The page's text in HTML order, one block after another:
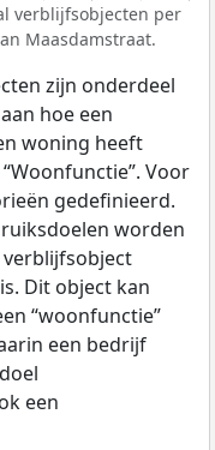
verblijfsobjecten per
Maasdamstraat.
zijn onderdeel
hoe een
woning heeft
Voor
gedefinieerd.
worden
verblijfsobject
Dit object kan
“woonfunctie”
een bedrijf
een